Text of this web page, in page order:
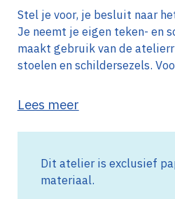
Stel je voor, je besluit naar
Je neemt je eigen teken- en
maakt gebruik van de
stoelen en schildersezels.
Lees meer
Dit atelier is exclusief
materiaal.